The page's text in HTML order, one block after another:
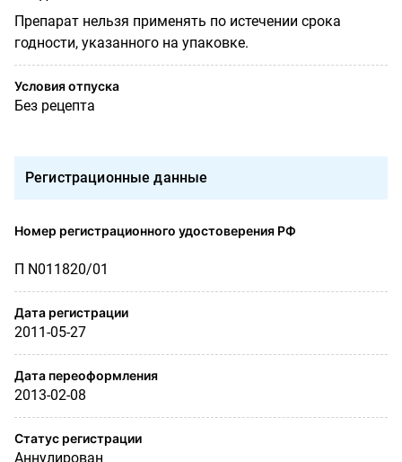
Препарат нельзя применять по истечении срока
годности, указанного на упаковке.
Условия отпуска
Без рецепта
Регистрационные данные
Номер регистрационного удостоверения РФ
П N011820/01
Дата регистрации
2011-05-27
Дата переоформления
2013-02-08
Статус регистрации
Аннулирован